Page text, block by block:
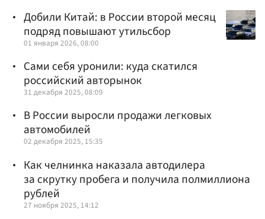
Добили Китай: в России второй месяц
подряд повышают утильсбор
01 января 2026, 08:00
Сами себя уронили: куда скатился
российский авторынок
31 декабря 2025, 08:09
В России выросли продажи легковых
автомобилей
02 декабря 2025, 15:35
Как челнинка наказала автодилера
за скрутку пробега и получила полмиллиона
рублей
27 ноября 2025, 14:12